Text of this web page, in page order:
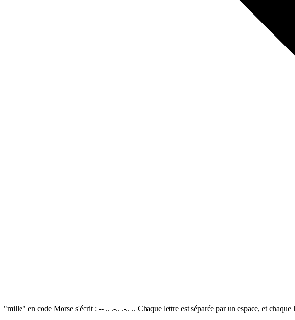
"mille" en code Morse s'écrit : -- .. .-.. .-.. .. Chaque lettre est séparée par un espace, et